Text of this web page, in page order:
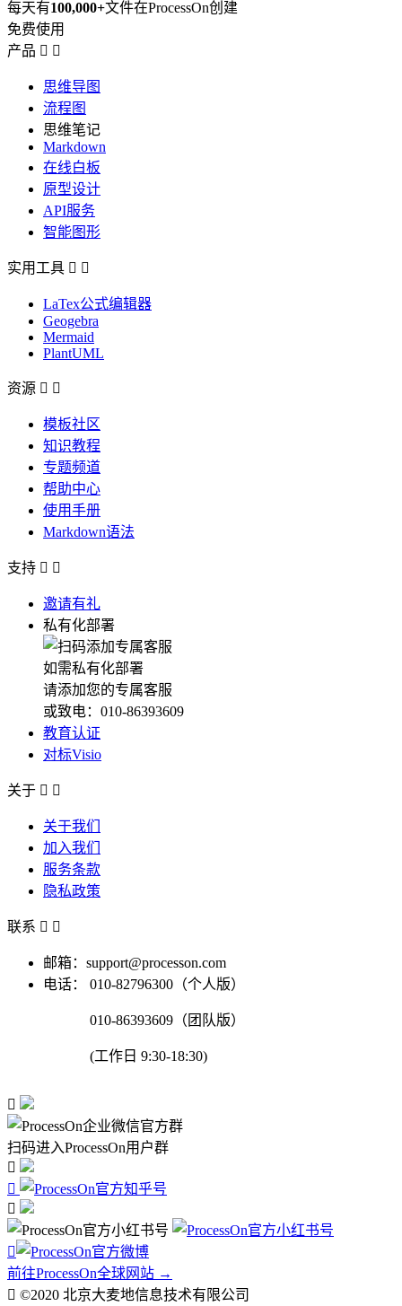
每天有100,000+文件在ProcessOn创建
免费使用
产品  
思维导图
流程图
思维笔记
Markdown
在线白板
原型设计
API服务
智能图形
实用工具  
LaTex公式编辑器
Geogebra
Mermaid
PlantUML
资源  
模板社区
知识教程
专题频道
帮助中心
使用手册
Markdown语法
支持  
邀请有礼
私有化部署
如需私有化部署
请添加您的专属客服
或致电：010-86393609
教育认证
对标Visio
关于  
关于我们
加入我们
服务条款
隐私政策
联系  
邮箱：support@processon.com
电话：
010-82796300（个人版）
010-86393609（团队版）
(工作日 9:30-18:30)

扫码进入ProcessOn用户群




前往ProcessOn全球网站 →
 ©2020 北京大麦地信息技术有限公司